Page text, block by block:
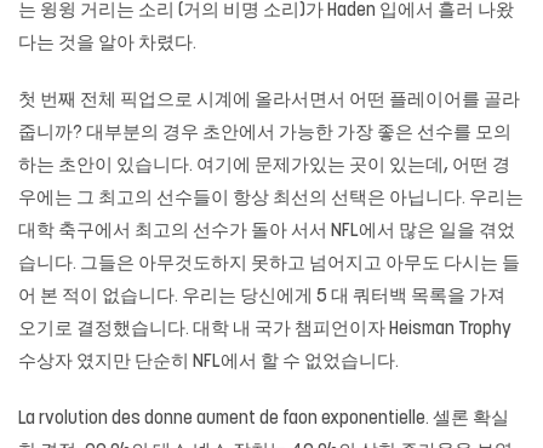
는 윙윙 거리는 소리 (거의 비명 소리)가 Haden 입에서 흘러 나왔
다는 것을 알아 차렸다.
첫 번째 전체 픽업으로 시계에 올라서면서 어떤 플레이어를 골라
줍니까? 대부분의 경우 초안에서 가능한 가장 좋은 선수를 모의
하는 초안이 있습니다. 여기에 문제가있는 곳이 있는데, 어떤 경
우에는 그 최고의 선수들이 항상 최선의 선택은 아닙니다. 우리는
대학 축구에서 최고의 선수가 돌아 서서 NFL에서 많은 일을 겪었
습니다. 그들은 아무것도하지 못하고 넘어지고 아무도 다시는 들
어 본 적이 없습니다. 우리는 당신에게 5 대 쿼터백 목록을 가져
오기로 결정했습니다. 대학 내 국가 챔피언이자 Heisman Trophy
수상자 였지만 단순히 NFL에서 할 수 없었습니다.
La rvolution des donne aument de faon exponentielle. 셀론 확실